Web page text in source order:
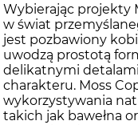
Wybierając projekty
w świat
jest pozbawiony
uwodzą prostotą
delikatnymi
charakteru. Moss
wykorzystywania
takich jak bawełna